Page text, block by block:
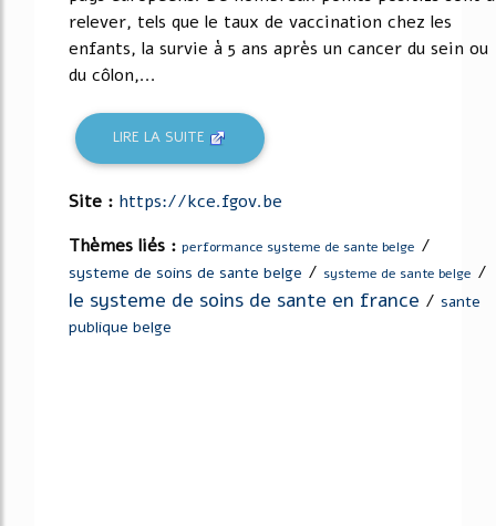
relever, tels que le taux de vaccination chez les
enfants, la survie à 5 ans après un cancer du sein ou
du côlon,...
LIRE LA SUITE
Site : https://kce.fgov.be
Thèmes liés : performance systeme de sante belge /
systeme de soins de sante belge / systeme de sante belge /
le systeme de soins de sante en france / sante
publique belge